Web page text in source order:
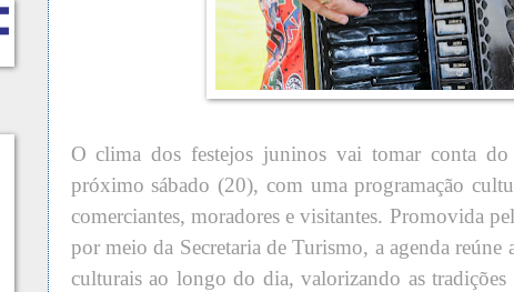
O clima dos festejos juninos vai tomar conta
próximo sábado (20), com uma programação
comerciantes, moradores e visitantes. Promovida
por meio da Secretaria de Turismo, a agenda reúne
culturais ao longo do dia, valorizando as tradições